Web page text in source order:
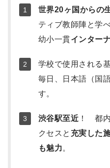
世界20ヶ国からの
ティブ教師陣と学
幼小一貫インター
学校で使用される
毎日、日本語（国
す。
渋谷駅至近 ！ 都
クセスと 充実した
も魅力。